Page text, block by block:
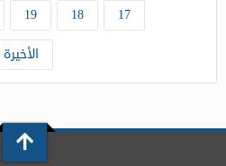
17
18
19
الأخيرة